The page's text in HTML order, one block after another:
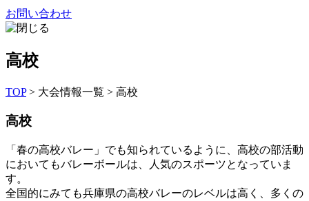
お問い合わせ
高校
TOP > 大会情報一覧 > 高校
高校
「春の高校バレー」でも知られているように、高校の部活動
においてもバレーボールは、人気のスポーツとなっていま
す。
全国的にみても兵庫県の高校バレーのレベルは高く、多くの